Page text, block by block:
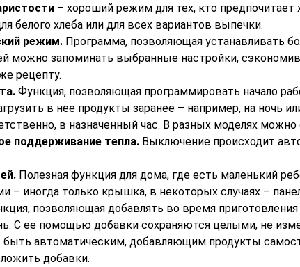
– хороший режим для тех, кто
белого хлеба или для всех вариантов выпечки.
режим. Программа, позволяющая устанавливать
можно запоминать выбранные настройки,
рецепту.
Функция, позволяющая программировать начало
в нее продукты заранее – например, на ночь
в назначенный час. В разных моделях
поддерживание тепла. Выключение происходит
Полезная функция для дома, где есть маленький
– иногда только крышка, в некоторых случаях –
позволяющая добавлять во время
С ее помощью добавки сохраняются целыми, не
автоматическим, добавляющим продукты
добавки.